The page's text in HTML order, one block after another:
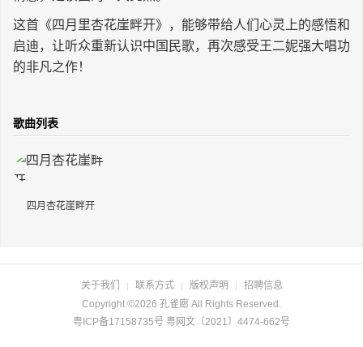
这首《四月里杏花崖畔开》，能够带给人们心灵上的感悟和
启迪，让听众重新认识中国民歌，再次感受王二妮强大唱功
的非凡之作！
歌曲列表
四月杏花崖畔开
关于我们 | 联系方式 | 版权声明 |
招聘信息
Copyright ©2026 孔雀廊 All Rights Reserved.
粤ICP备17158735号 粤网文〔2021〕4474-662号